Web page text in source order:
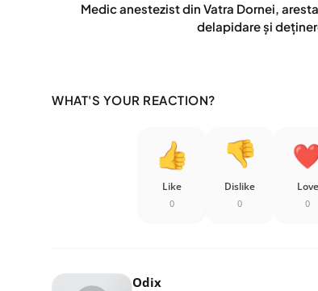
Medic anestezist din Vatra Dornei,
delapidare și
WHAT'S YOUR REACTION?
Like
0
Dislike
0
Love
0
Odix